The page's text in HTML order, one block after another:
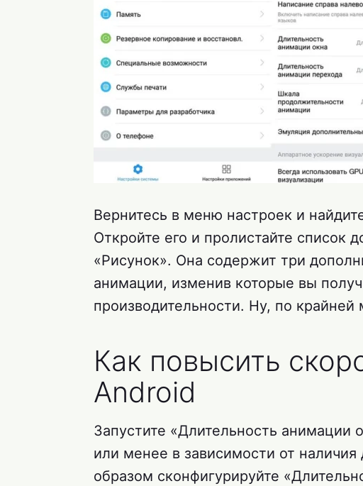
Вернитесь в меню настроек и
Откройте его и пролистайте список
«Рисунок». Она содержит три
анимации, изменив которые вы
производительности. Ну, по крайней
Как повысить
Android
Запустите «Длительность анимации
или менее в зависимости от
образом сконфигурируйте